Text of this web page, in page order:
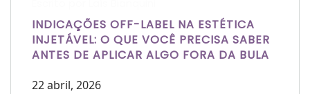
INDICAÇÕES OFF-LABEL NA ESTÉTICA
INJETÁVEL: O QUE VOCÊ PRECISA SABER
ANTES DE APLICAR ALGO FORA DA BULA
22 abril, 2026